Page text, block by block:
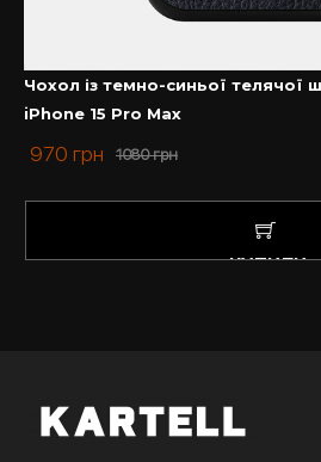
Чохол із темно-синьої телячої
iPhone 15 Pro Max
1080грн
970 грн
КУПИТИ